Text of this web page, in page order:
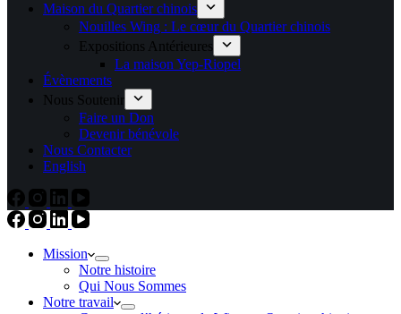
Maison du Quartier chinois
Nouilles Wing : Le cœur du Quartier chinois
Expositions Antérieures
La maison Yep-Riopel
Évènements
Nous Soutenir
Faire un Don
Devenir bénévole
Nous Contacter
English
Mission
Notre histoire
Qui Nous Sommes
Notre travail